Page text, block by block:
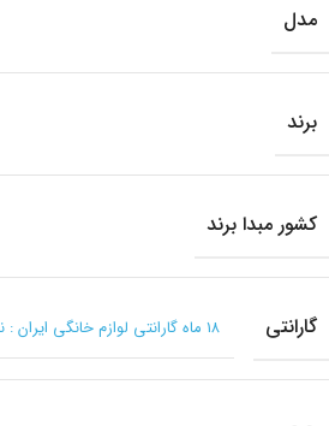
مدل
برند
کشور مبدا برند
گارانتی ۱۸ ماه گارانتی لوازم خانگی ایران : نماینده انحصاری کرکماز در ایران